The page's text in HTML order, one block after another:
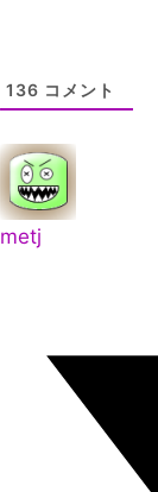
136 コメント
metj